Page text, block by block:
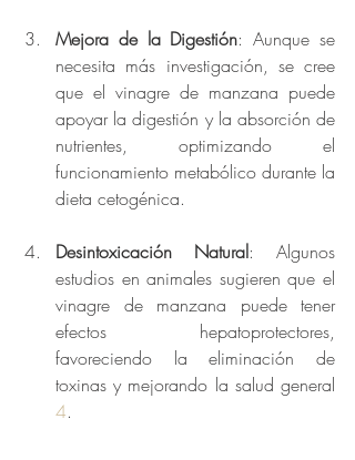
Mejora de la Digestión: Aunque se
necesita más investigación, se cree
que el vinagre de manzana puede
apoyar la digestión y la absorción de
nutrientes, optimizando el
funcionamiento metabólico durante la
dieta cetogénica.
Desintoxicación Natural: Algunos
estudios en animales sugieren que el
vinagre de manzana puede tener
efectos hepatoprotectores,
favoreciendo la eliminación de
4.